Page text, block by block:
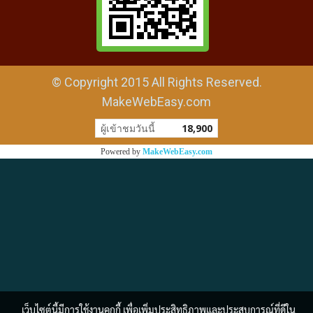
© Copyright 2015 All Rights Reserved.
MakeWebEasy.com
ผู้เข้าชมวันนี้ 18,900
Powered by MakeWebEasy.com
เว็บไซต์นี้มีการใช้งานคุกกี้ เพื่อเพิ่มประสิทธิภาพและประสบการณ์ที่ดีใน